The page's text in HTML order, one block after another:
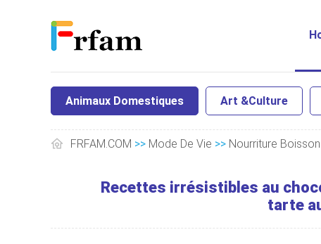
Animaux Domestiques Art &Culture
FRFAM.COM >> Mode De Vie >> Nourriture Boisson
Recettes irrésistibles au
tarte